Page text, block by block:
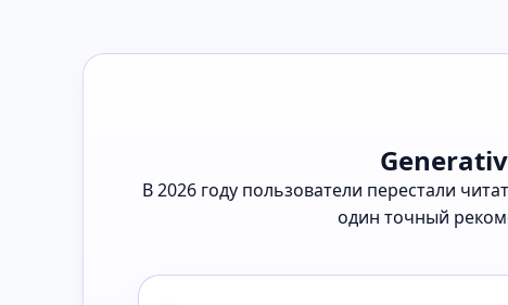
В 2026 году пользователи перестали
один точный